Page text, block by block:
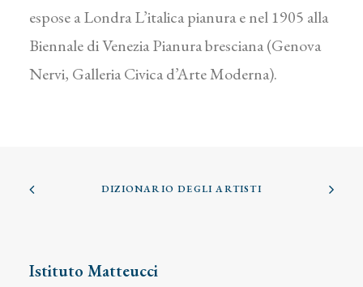
espose a Londra L’italica pianura e nel 1905 alla
Biennale di Venezia Pianura bresciana (Genova
Nervi, Galleria Civica d’Arte Moderna).
DIZIONARIO DEGLI ARTISTI
Istituto Matteucci